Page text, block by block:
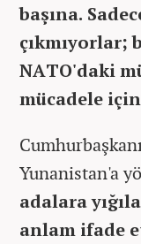
başına.
çıkmıyorlar;
NATO'daki
mücadele
Yunanistan'a
adalara
anlam ifade